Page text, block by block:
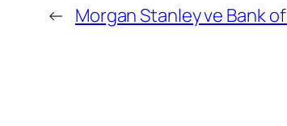
← Morgan Stanley ve Bank of